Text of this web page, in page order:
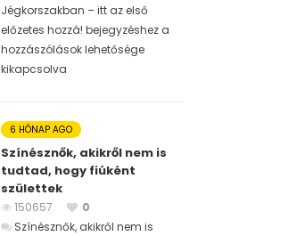
Jégkorszakban – itt az első
előzetes hozzá! bejegyzéshez a
hozzászólások lehetősége
kikapcsolva
6 HÓNAP AGO
Színésznők, akikről nem is
tudtad, hogy fiúként
születtek
150657
0
Színésznők, akikről nem is